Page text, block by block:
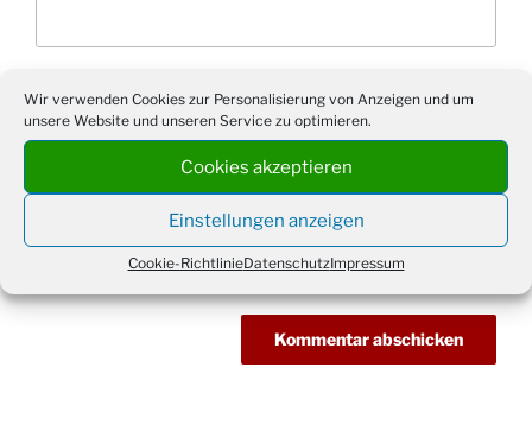
Wir verwenden Cookies zur Personalisierung von Anzeigen und um
unsere Website und unseren Service zu optimieren.
Cookies akzeptieren
Einstellungen anzeigen
Cookie-RichtlinieDatenschutzImpressum
E-Mail-Adresse